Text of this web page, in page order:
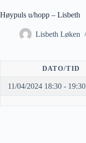
Høypuls u/hopp – Lisbeth
Lisbeth Løken
DATO/TID
11/04/2024 18:30 - 19:30